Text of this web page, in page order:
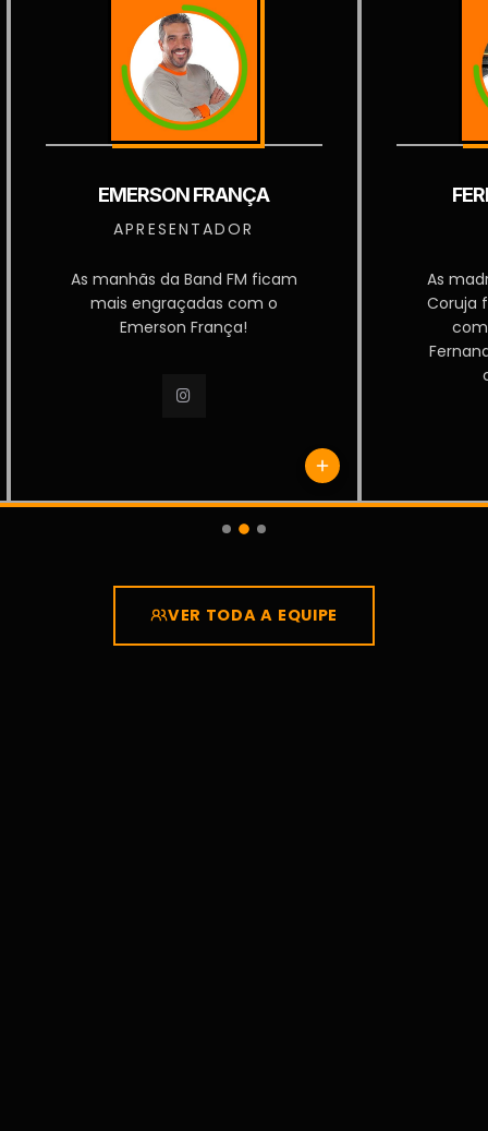
EMERSON FRANÇA
APRESENTADOR
As manhãs da Band FM ficam
mais engraçadas com o
Emerson França!
As
Coruja
VER TODA A EQUIPE